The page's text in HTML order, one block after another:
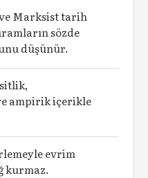
Marksist tarih
sözde
düşünür.
ampirik içerikle
evrim
kurmaz.